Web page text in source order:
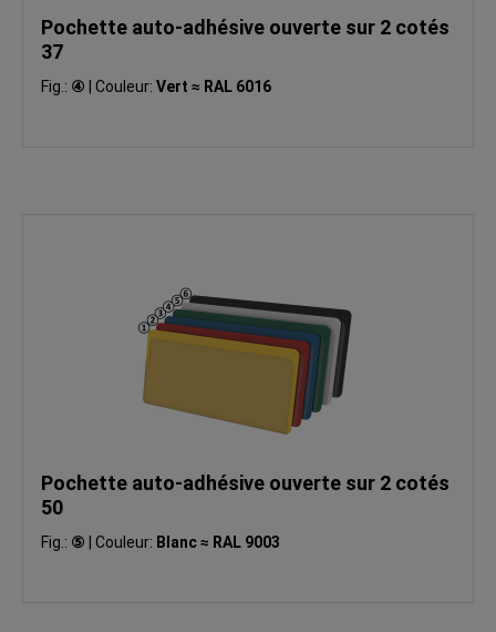
Pochette auto-adhésive ouverte sur 2 cotés
37
Fig.: ④ Couleur: Vert ≈ RAL 6016
Pochette auto-adhésive ouverte sur 2 cotés
50
Fig.: ⑤ Couleur: Blanc ≈ RAL 9003